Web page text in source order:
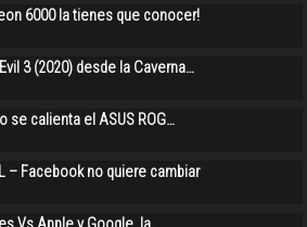
6000 la tienes que conocer!
3 (2020) desde la Caverna…
se calienta el ASUS ROG…
– Facebook no quiere cambiar